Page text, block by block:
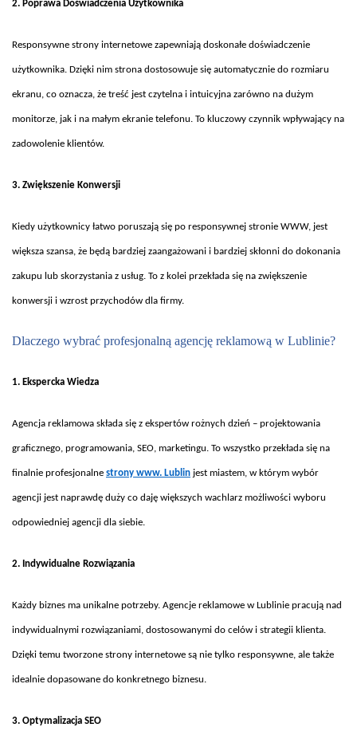
2. Poprawa Doświadczenia Użytkownika
Responsywne strony internetowe zapewniają doskonałe doświadczenie
użytkownika. Dzięki nim strona dostosowuje się automatycznie do rozmiaru
ekranu, co oznacza, że treść jest czytelna i intuicyjna zarówno na dużym
monitorze, jak i na małym ekranie telefonu. To kluczowy czynnik wpływający na
zadowolenie klientów.
3. Zwiększenie Konwersji
Kiedy użytkownicy łatwo poruszają się po responsywnej stronie WWW, jest
większa szansa, że będą bardziej zaangażowani i bardziej skłonni do dokonania
zakupu lub skorzystania z usług. To z kolei przekłada się na zwiększenie
konwersji i wzrost przychodów dla firmy.
Dlaczego wybrać profesjonalną agencję reklamową w Lublinie?
1. Ekspercka Wiedza
Agencja reklamowa składa się z ekspertów rożnych dzień – projektowania
graficznego, programowania, SEO, marketingu. To wszystko przekłada się na
finalnie profesjonalne strony www. Lublin jest miastem, w którym wybór
agencji jest naprawdę duży co daję większych wachlarz możliwości wyboru
odpowiedniej agencji dla siebie.
2. Indywidualne Rozwiązania
Każdy biznes ma unikalne potrzeby. Agencje reklamowe w Lublinie pracują nad
indywidualnymi rozwiązaniami, dostosowanymi do cel ów i strategii klienta.
Dzięki temu tworzone strony internetowe są nie tylko responsywne, ale także
idealnie dopasowane do konkretnego biznesu.
3. Optymalizacja SEO